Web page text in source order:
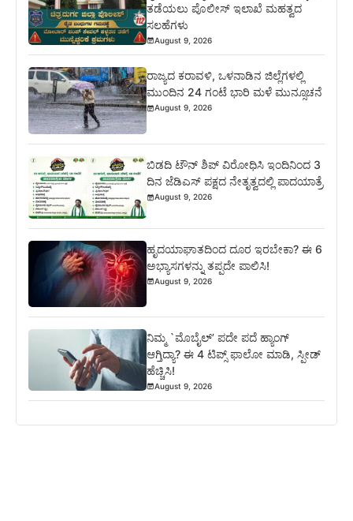
ತಡೆಯಲು ಪೊಲೀಸ್ ಇಲಾಖೆ ಮಹತ್ವದ
ಸಲಹೆಗಳು
August 9, 2026
ರಾಜ್ಯದ ಕರಾವಳಿ, ಒಳನಾಡಿನ ಜಿಲ್ಲೆಗಳಲ್ಲಿ
ಮುಂದಿನ 24 ಗಂಟೆ ಭಾರಿ ಮಳೆ ಮುನ್ಸೂಚನೆ
August 9, 2026
ಬಿಡದಿ ಟೌನ್ ಶಿಪ್ ವಿರೋಧಿಸಿ ಇಂದಿನಿಂದ 3
ದಿನ ಜೆಡಿಎಸ್ ಪಕ್ಷದ ನೇತೃತ್ವದಲ್ಲಿ ಪಾದಯಾತ್ರೆ
August 9, 2026
ಹೃದಯಾಘಾತದಿಂದ ದೂರ ಇರಬೇಕಾ? ಈ 6
ಅಭ್ಯಾಸಗಳನ್ನು ತಪ್ಪದೇ ಪಾಲಿಸಿ!
August 9, 2026
ನಿಮ್ಮ `ಮೊಬೈಲ್’ ಪದೇ ಪದೆ ಹ್ಯಾಂಗ್
ಆಗ್ತಿದ್ಯಾ? ಈ 4 ಟಿಪ್ಸ್ ಫಾಲೋ ಮಾಡಿ, ಸ್ಪೀಡ್
ಹೆಚ್ಚಿಸಿ!
August 9, 2026